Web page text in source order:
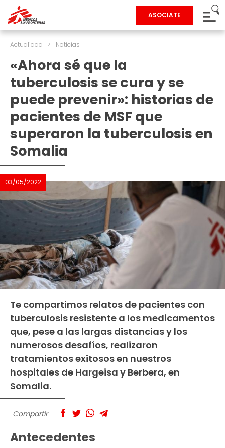
ASOCIATE
Actualidad > Noticias
«Ahora sé que la
tuberculosis se cura y se
puede prevenir»: historias de
pacientes de MSF que
superaron la tuberculosis en
Somalia
03/05/2022
Te compartimos relatos de pacientes con
tuberculosis resistente a los medicamentos
que, pese a las largas distancias y los
numerosos desafíos, realizaron
tratamientos exitosos en nuestros
hospitales de Hargeisa y Berbera, en
Somalia.
Compartir
Antecedentes